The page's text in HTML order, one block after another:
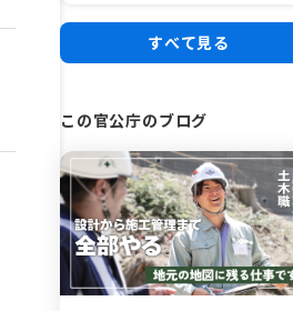
すべて見る
この官公庁のブログ